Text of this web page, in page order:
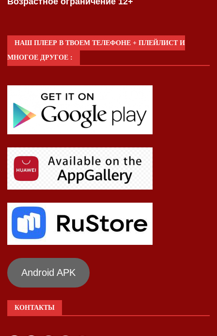
НАШ ПЛЕЕР В ТВОЕМ ТЕЛЕФОНЕ + ПЛЕЙЛИСТ И
МНОГОЕ ДРУГОЕ :
Android APK
КОНТАКТЫ